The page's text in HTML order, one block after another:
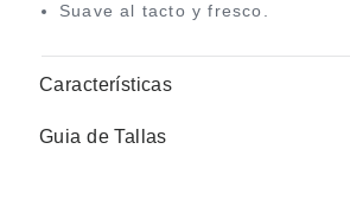
Suave al tacto y fresco.
Características
Guia de Tallas